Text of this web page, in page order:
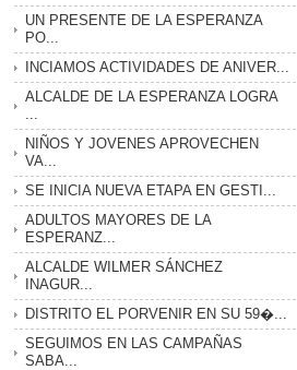
UN PRESENTE DE LA ESPERANZA
PO...
INCIAMOS ACTIVIDADES DE ANIVER...
ALCALDE DE LA ESPERANZA LOGRA
NIÑOS Y JOVENES APROVECHEN
VA...
SE INICIA NUEVA ETAPA EN GESTI...
ADULTOS MAYORES DE LA
ESPERANZ...
ALCALDE WILMER SÁNCHEZ
INAGUR...
DISTRITO EL PORVENIR EN SU 59�...
SEGUIMOS EN LAS CAMPAÑAS
SABA...